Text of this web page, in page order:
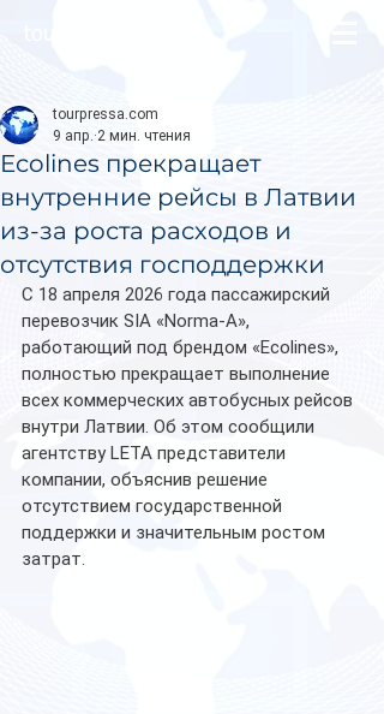
Ecolines прекращает
внутренние рейсы в Латвии
из-за роста расходов и
отсутствия господдержки
tourpressa.com
9 апр. 2 мин. чтения
С 18 апреля 2026 года пассажирский
перевозчик SIA «Norma-A»,
работающий под брендом «Ecolines»,
полностью прекращает выполнение
всех коммерческих автобусных рейсов
внутри Латвии. Об этом сообщили
агентству LETA представители
компании, объяснив решение
отсутствием государственной
поддержки и значительным ростом
затрат.